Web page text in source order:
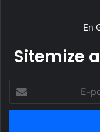
En
Sitemize
posta
adresinizi